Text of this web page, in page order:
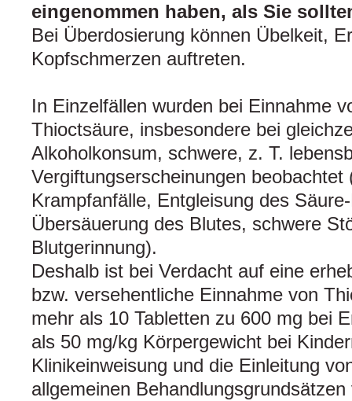
eingenommen haben, als Sie
Bei Überdosierung können Übelkeit,
Kopfschmerzen auftreten.
In Einzelfällen wurden bei Einnahme
Thioctsäure, insbesondere bei
Alkoholkonsum, schwere, z. T.
Vergiftungserscheinungen
Krampfanfälle, Entgleisung des
Übersäuerung des Blutes, schwere
Blutgerinnung).
Deshalb ist bei Verdacht auf eine
bzw. versehentliche Einnahme von
mehr als 10 Tabletten zu 600 mg bei
als 50 mg/kg Körpergewicht bei
Klinikeinweisung und die Einleitung
allgemeinen